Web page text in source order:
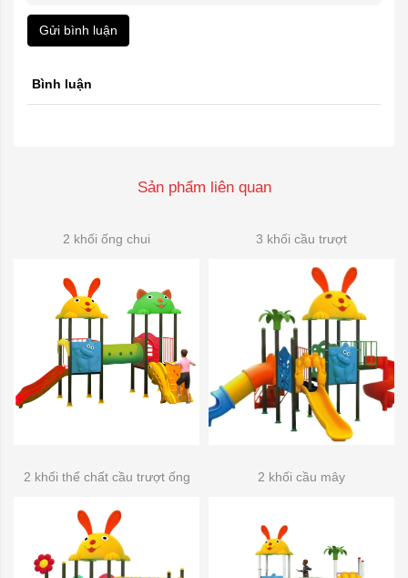
Gửi bình luận
Bình luận
Sản phẩm liên quan
2 khối ống chui 3 khối cầu trượt
2 khối thể chất cầu trượt ống 2 khối cầu mây